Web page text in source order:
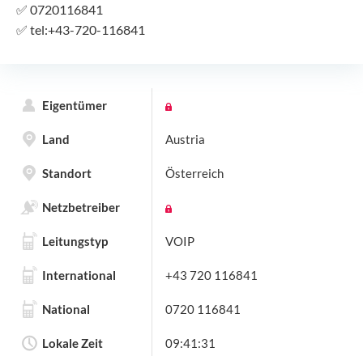
✅ 0720116841
✅ tel:+43-720-116841
Eigentümer
Land Austria
Standort Österreich
Netzbetreiber
Leitungstyp VOIP
International +43 720 116841
National 0720 116841
Lokale Zeit 09:41:31